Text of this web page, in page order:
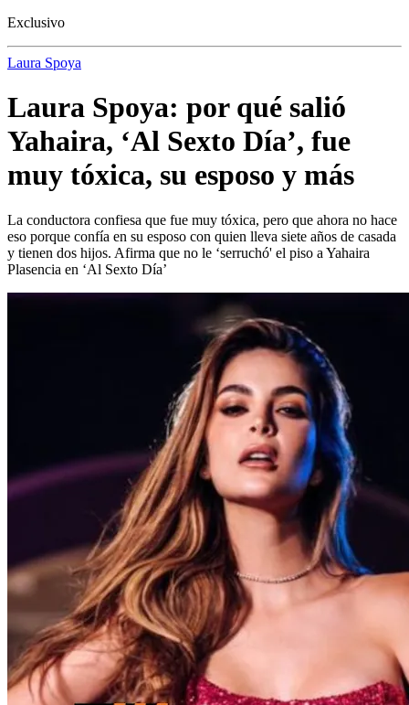
Exclusivo
Laura Spoya
Laura Spoya: por qué salió
Yahaira, ‘Al Sexto Día’, fue
muy tóxica, su esposo y más
La conductora confiesa que fue muy tóxica, pero que ahora no hace
eso porque confía en su esposo con quien lleva siete años de casada
y tienen dos hijos. Afirma que no le ‘serruchó' el piso a Yahaira
Plasencia en ‘Al Sexto Día’